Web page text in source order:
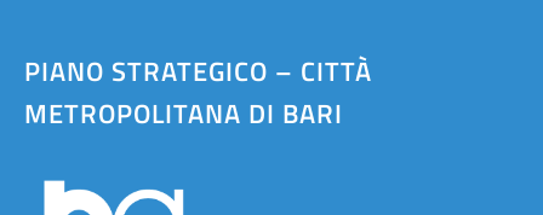
PIANO STRATEGICO – CITTÀ
METROPOLITANA DI BARI